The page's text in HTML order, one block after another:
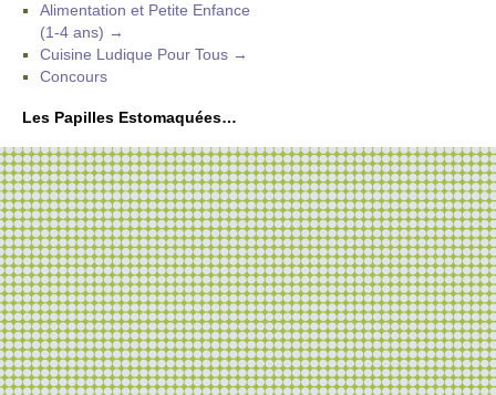
Alimentation et Petite Enfance
(1-4 ans) →
Cuisine Ludique Pour Tous →
Concours
Les Papilles Estomaquées…